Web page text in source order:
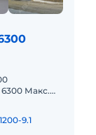
Макс.
9.1